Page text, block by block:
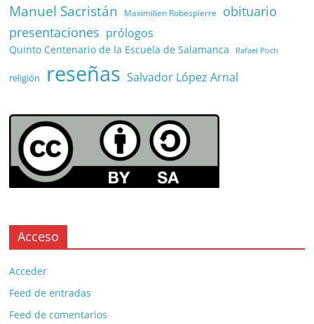
Manuel Sacristán Maximilien Robespierre
obituario
presentaciones prólogos
Quinto Centenario de la Escuela de Salamanca Rafael Poch
religión reseñas Salvador López Arnal
Acceso
Acceder
Feed de entradas
Feed de comentarios